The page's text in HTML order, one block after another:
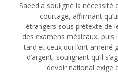
Saeed a souligné la nécessité
courtage, affirmant
étrangers sous prétexte de
des examens médicaux, puis
tard et ceux qui l’ont amené
d’argent, soulignant qu’il
devoir national exige